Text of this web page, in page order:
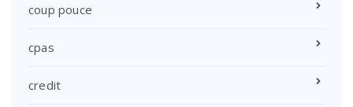
coup pouce
cpas
credit